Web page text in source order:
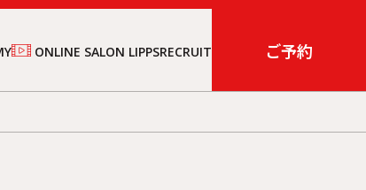
ONLINE SALON LIPPSRECRUIT ご予約